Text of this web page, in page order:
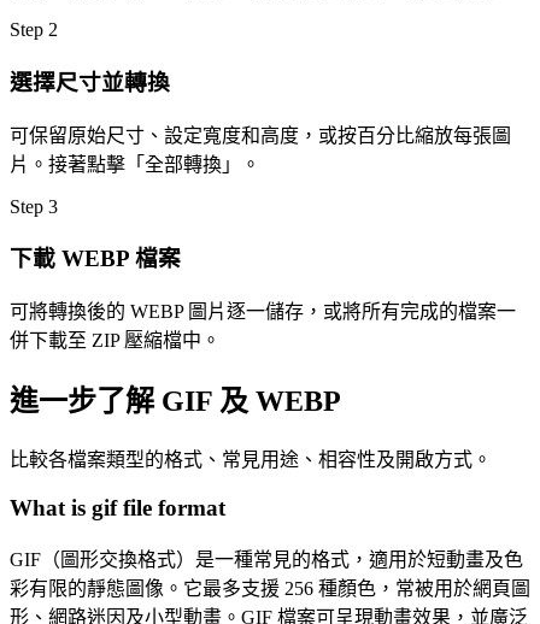
Step 2
選擇尺寸並轉換
可保留原始尺寸、設定寬度和高度，或按百分比縮放每張圖
片。接著點擊「全部轉換」。
Step 3
下載 WEBP 檔案
可將轉換後的 WEBP 圖片逐一儲存，或將所有完成的檔案一
併下載至 ZIP 壓縮檔中。
進一步了解 GIF 及 WEBP
比較各檔案類型的格式、常見用途、相容性及開啟方式。
What is gif file format
GIF（圖形交換格式）是一種常見的格式，適用於短動畫及色
彩有限的靜態圖像。它最多支援 256 種顏色，常被用於網頁圖
形、網路迷因及小型動畫。GIF 檔案可呈現動畫效果，並廣泛